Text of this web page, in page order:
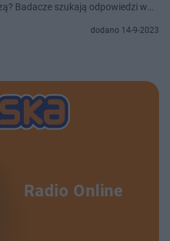
Badacze szukają odpowiedzi w
dodano 14-9-2023
Radio Online